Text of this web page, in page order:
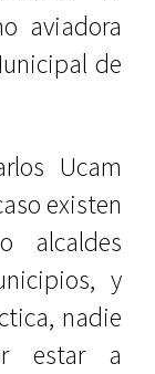
aviadora
de
Ucam
existen
alcaldes
y
nadie
estar a